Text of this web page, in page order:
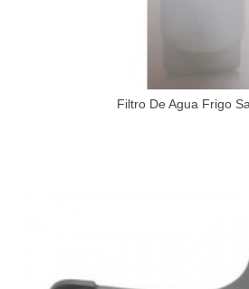
Filtro De Agua Frigo